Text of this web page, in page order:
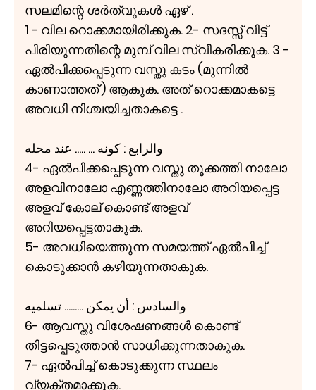
സലമിന്റെ ശർത്വുകൾ ഏഴ് .
1 - വില റൊക്കമായിരിക്കുക. 2- സദസ്സ് വിട്ട്
പിരിയുന്നതിന്റെ മുമ്പ് വില സ്വീകരിക്കുക. 3 -
ഏൽപിക്കപ്പെടുന്ന വസ്തു കടം (മുന്നിൽ
കാണാത്തത് ) ആകുക. അത് റൊക്കമാകട്ടെ
അവധി നിശ്ചയിച്ചതാകട്ടെ .
والرابع : كونه ... ..... عند محله
4- ഏൽപിക്കപ്പെടുന്ന വസ്തു തൂക്കത്തി നാലോ
അളവിനാലോ എണ്ണത്തിനാലോ അറിയപ്പെട്ട
അളവ് കോല് കൊണ്ട് അളവ്
അറിയപ്പെട്ടതാകുക.
5- അവധിയെത്തുന്ന സമയത്ത് ഏൽപിച്ച്
കൊടുക്കാൻ കഴിയുന്നതാകുക.
والسادس : أن يمكن ......... تسلميه
6- ആവസ്തു വിശേഷണങ്ങൾ കൊണ്ട്
തിട്ടപ്പെടുത്താൻ സാധിക്കുന്നതാകുക.
7- ഏൽപിച്ച് കൊടുക്കുന്ന സ്ഥലം
വ്യക്തമാക്കുക.